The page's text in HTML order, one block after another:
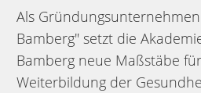
Als
Bamberg" setzt die
Bamberg neue Maßstäbe
Weiterbildung der